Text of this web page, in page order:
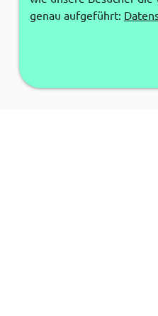
genau aufgeführt: